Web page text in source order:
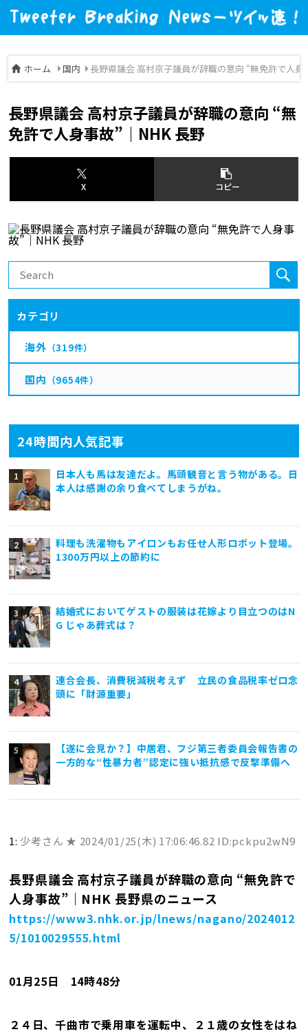
ホーム 国内 長野県議会 高村京子議員が辞職の意向 “無免許で人身
24時間内人気記事
日本人も馬は友達だよ。馬頭観音と言う物がある。日
本人は感謝の余り食べてしまうがね。
料理も洗濯物もアイロンもお任せ人形ロボット登場。
1300万円以上の節約に
結婚式においてゲストの服装は花嫁より目立つのはN
G じゃあ葬式は？
連合会長、消費税減税考えず 立民の食品税率ゼロ念
頭に「財源重要」
【遂に会見か？】中居君、フジ第三者委員会報告書の
一方的な“性暴力者”認定に強い抵抗感で反撃準備へ
1: 少考さん ★ 2024/01/25(木) 17:06:46.82 ID:pckpu2wN9
長野県議会 高村京子議員が辞職の意向 “無免許で
人身事故”｜NHK 長野県のニュース
https://www3.nhk.or.jp/lnews/nagano/2024012
5/1010029555.html
01月25日 14時48分
２４日、千曲市で乗用車を運転中、２１歳の女性をはね
長野県議会 高村京子議員が辞職の意向 “無
免許で人身事故”｜NHK 長野
X コピー
カテゴリ
海外 （319件）
国内 （9654件）